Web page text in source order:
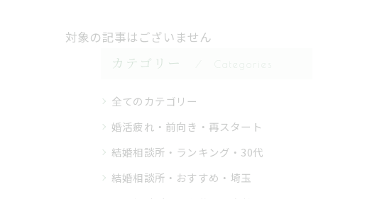
対象の記事はございません
カテゴリー Categories
全てのカテゴリー
婚活疲れ・前向き・再スタート
結婚相談所・ランキング・30代
結婚相談所・おすすめ・埼玉